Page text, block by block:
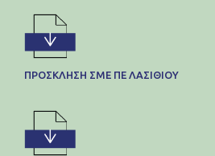
ΠΡΟΣΚΛΗΣΗ ΣΜΕ ΠΕ ΛΑΣΙΘΙΟΥ